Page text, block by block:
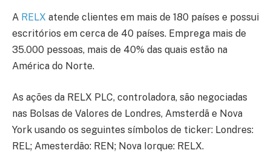
A RELX atende clientes em mais de 180 países e possui
escritórios em cerca de 40 países. Emprega mais de
35.000 pessoas, mais de 40% das quais estão na
América do Norte.
As ações da RELX PLC, controladora, são negociadas
nas Bolsas de Valores de Londres, Amsterdã e Nova
York usando os seguintes símbolos de ticker: Londres:
REL; Amesterdão: REN; Nova Iorque: RELX.